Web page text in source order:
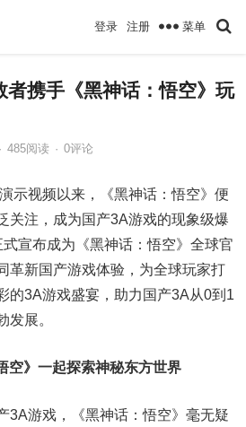
登录 注册 菜单
者携手《黑神话：悟空》玩
· 485阅读 · 0评论
示视频以来，《黑神话：悟空》便
关注，成为国产3A游戏的现象级爆
宣布成为《黑神话：悟空》全球官
革新国产游戏体验，为全球玩家打
的3A游戏盛宴，助力国产3A从0到1
发展。
空》一起探索神秘东方世界
3A游戏，《黑神话：悟空》毫无疑